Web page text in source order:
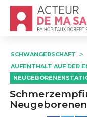
Accueil - Acteur
SCHWANGERSCHAFT
AUFENTHALT AUF DER